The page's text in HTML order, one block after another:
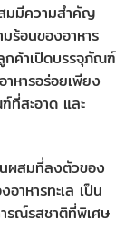
มมีความสำคัญ
ร้อนของอาหาร
ค้าเปิดบรรจุภัณฑ์
หารอร่อยเพียง
ที่สะอาด และ
ผสมที่ลงตัวของ
าหารทะเล เป็น
รณ์รสชาติที่พิเศษ